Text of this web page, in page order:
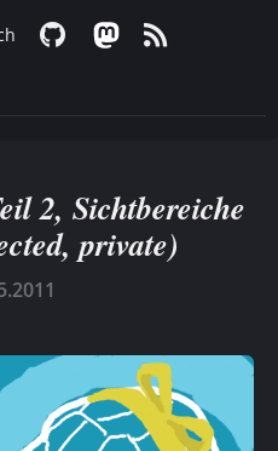
2, Sichtbereiche
private)